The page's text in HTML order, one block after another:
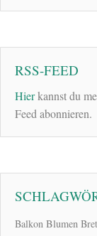
RSS-FEED
Hierkannst du
Feed abonnieren.
Balkon Blumen